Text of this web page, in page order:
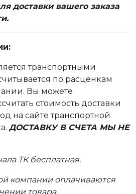
доставки вашего заказа
транспортными
по расценкам
Вы можете
стоимость доставки
на сайте транспортной
ДОСТАВКУ В СЧЕТА МЫ НЕ
ТК бесплатная.
компании оплачиваются
товара.